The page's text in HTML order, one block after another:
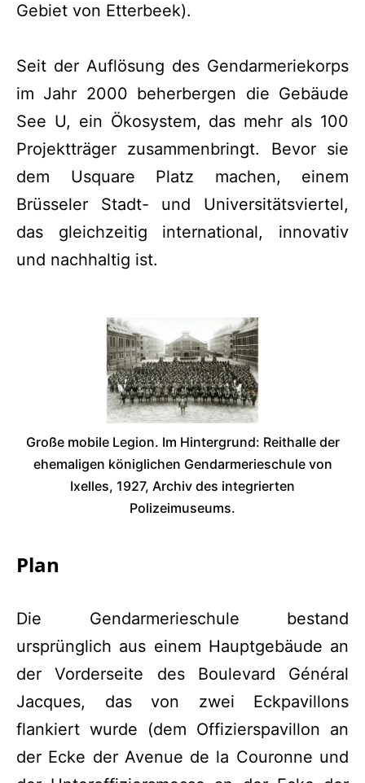
Gebiet von Etterbeek).
Seit der Auflösung des Gendarmeriekorps
im Jahr 2000 beherbergen die Gebäude
See U, ein Ökosystem, das mehr als 100
Projektträger zusammenbringt. Bevor sie
dem Usquare Platz machen, einem
Brüsseler Stadt- und Universitätsviertel,
das gleichzeitig international, innovativ
und nachhaltig ist.
Große mobile Legion. Im Hintergrund: Reithalle der
ehemaligen königlichen Gendarmerieschule von
Ixelles, 1927, Archiv des integrierten
Polizeimuseums.
Plan
Die Gendarmerieschule bestand
ursprünglich aus einem Hauptgebäude an
der Vorderseite des Boulevard Général
Jacques, das von zwei Eckpavillons
flankiert wurde (dem Offizierspavillon an
der Ecke der Avenue de la Couronne und